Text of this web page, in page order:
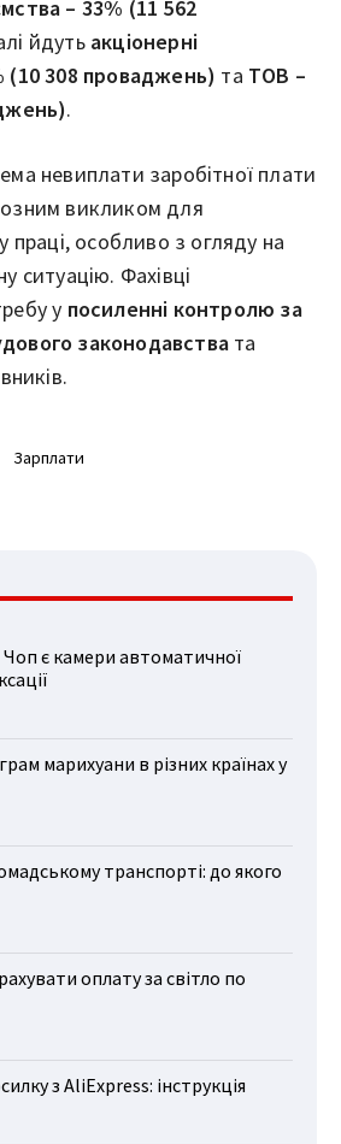
– 33% (11 562
йдуть акціонерні
(10 308 проваджень) та ТОВ –
.
невиплати заробітної плати
викликом для
праці, особливо з огляду на
ситуацію. Фахівці
у посиленні контролю за
законодавства та
Зарплати
Чоп є камери автоматичної
марихуани в різних країнах у
транспорті: до якого
оплату за світло по
з AliExpress: інструкція